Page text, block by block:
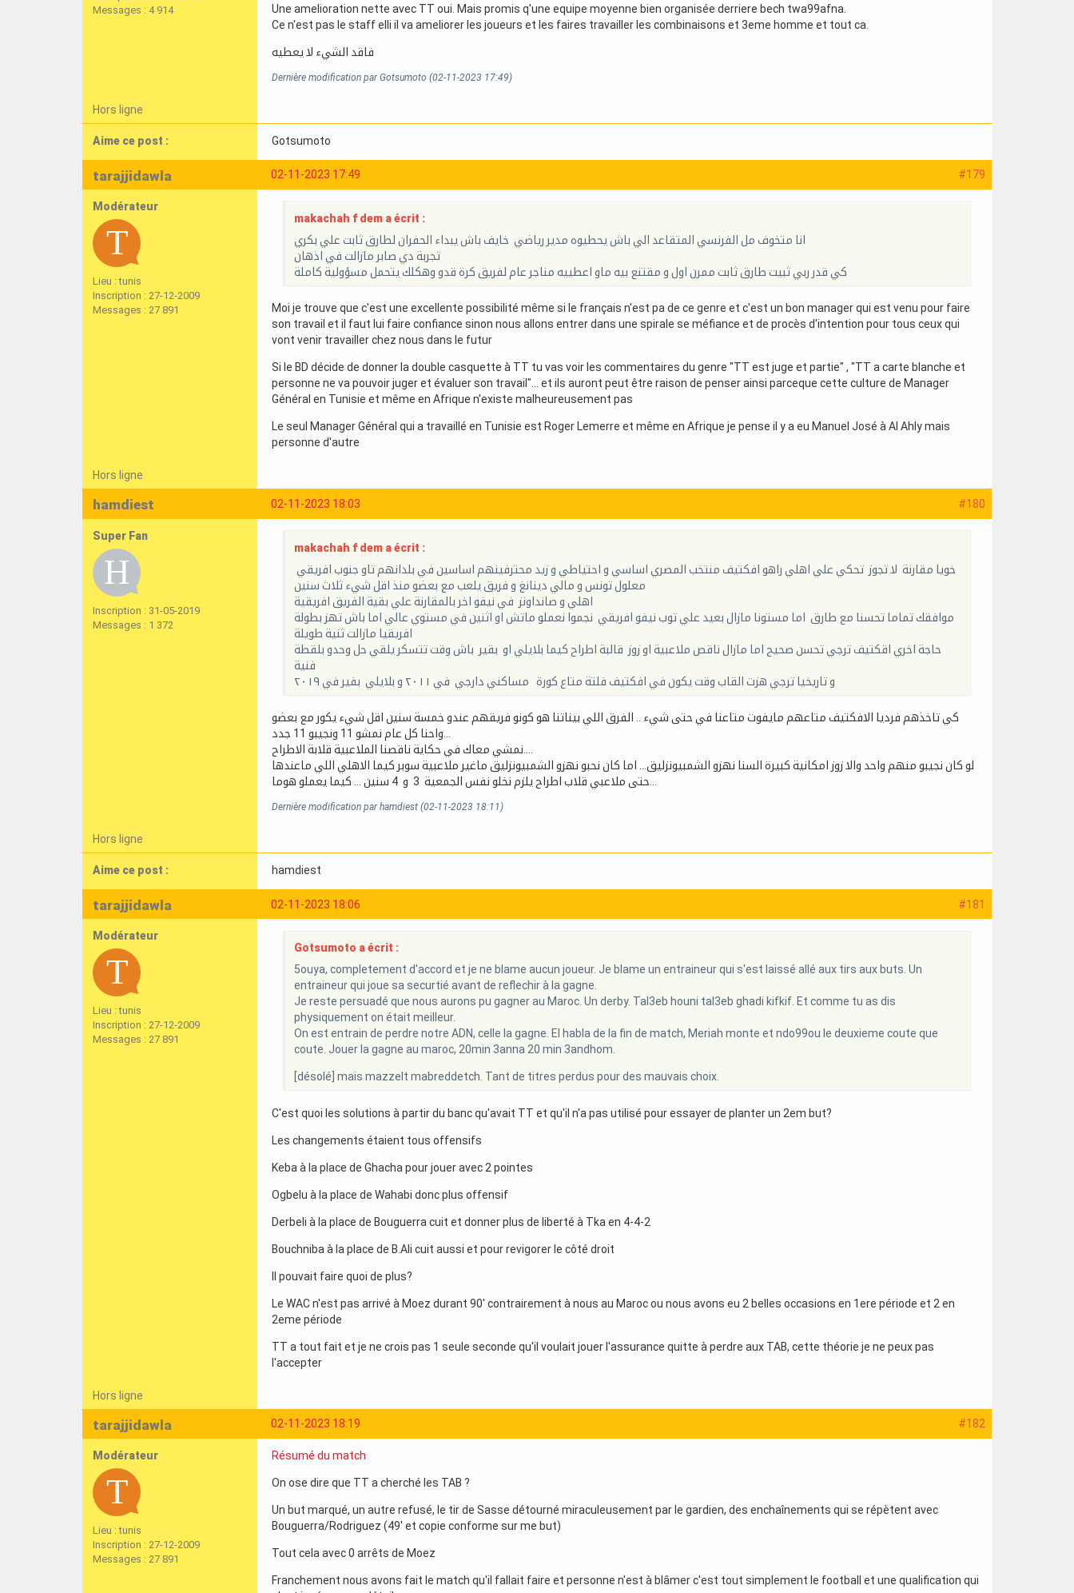
Messages : 4 914
Une amelioration nette avec TT oui. Mais promis q'une equipe moyenne bien organisée derriere bech twa99afna.
Ce n'est pas le staff elli il va ameliorer les joueurs et les faires travailler les combinaisons et 3eme homme et tout ca.
فاقد الشيء لا يعطيه
Dernière modification par Gotsumoto (02-11-2023 17:49)
Hors ligne
Aime ce post : Gotsumoto
#179
02-11-2023 17:49
tarajjidawla
Modérateur
Lieu : tunis
Inscription : 27-12-2009
Messages : 27 891
makachah f dem a écrit :
انا متخوف مل الفرنسي المتقاعد الي باش يحطيوه مدير رياضي خايف باش يبداء الحفران لطارق ثابت علي بكري
تجربة دي صابر مازالت في اذهان
كي قدر ربي ثبيت طارق ثابت ممرن اول و مقتنع بيه ماو اعطييه مناجر عام لفريق كرة قدو وهكلك يتحمل مسؤولية كاملة
Moi je trouve que c'est une excellente possibilité même si le français n'est pa de ce genre et c'est un bon manager qui est venu pour faire
son travail et il faut lui faire confiance sinon nous allons entrer dans une spirale se méfiance et de procès d'intention pour tous ceux qui
vont venir travailler chez nous dans le futur
Si le BD décide de donner la double casquette à TT tu vas voir les commentaires du genre "TT est juge et partie" , "TT a carte blanche et
personne ne va pouvoir juger et évaluer son travail"... et ils auront peut être raison de penser ainsi parceque cette culture de Manager
Général en Tunisie et même en Afrique n'existe malheureusement pas
Le seul Manager Général qui a travaillé en Tunisie est Roger Lemerre et même en Afrique je pense il y a eu Manuel José à Al Ahly mais
personne d'autre
Hors ligne
#180
02-11-2023 18:03
hamdiest
Super Fan
Inscription : 31-05-2019
Messages : 1 372
makachah f dem a écrit :
خويا مقارنة لا تجوز تحكي علي اهلي راهو افكتيف منتخب المصري اساسي و احتياطي و زيد محترفينهم اساسين في بلدانهم تاو جنوب افريقي
معلول تونس و مالي دينانغ و فريق يلعب مع بعضو منذ اقل شيء ثلاث سنين
اهلي و صانداونز في نيفو اخر بالمقارنة علي بقية الفريق افريقية
موافقك تماما تحسنا مع طارق اما مستونا مازال بعيد علي توب نيفو افريقي نجموا نعملو ماتش او اثنين في مستوي عالي اما باش تهز بطولة
افريقيا مازالت ثنية طويلة
حاجة اخري اقكتيف ترجي تحسن صحيح اما مازال ناقص ملاعبية او زوز قالبة اطراح كيما بلايلي او بقير باش وقت تتسكر يلقي حل وحدو بلقطة
فنية
و تاريخيا ترجي هزت القاب وقت يكون في افكتيف فلتة متاع كورة مساكني دارجي في ٢٠١١ و بلايلي بفير في ٢٠١٩
كي تاخذهم فرديا الافكتيف متاعهم مايفوت متاعنا في حتى شيء .. الفرق اللي بيناتنا هو كونو فريقهم عندو خمسة سنين اقل شيء يكور مع بعضو
لو كان نجيبو منهم واحد والا زوز امكانية كبيرة السنا نهزو الشمبيونزليق... اما كان نحبو نهزو الشمبيونزليق ماغير ملاعبية سوبر كيما الاهلي اللي ماعندها
Dernière modification par hamdiest (02-11-2023 18:11)
Hors ligne
Aime ce post : hamdiest
#181
02-11-2023 18:06
tarajjidawla
Modérateur
Lieu : tunis
Inscription : 27-12-2009
Messages : 27 891
Gotsumoto a écrit :
5ouya, completement d'accord et je ne blame aucun joueur. Je blame un entraineur qui s'est laissé allé aux tirs aux buts. Un
entraineur qui joue sa securtié avant de reflechir à la gagne.
Je reste persuadé que nous aurons pu gagner au Maroc. Un derby. Tal3eb houni tal3eb ghadi kifkif. Et comme tu as dis
physiquement on était meilleur.
On est entrain de perdre notre ADN, celle la gagne. El habla de la fin de match, Meriah monte et ndo99ou le deuxieme coute que
coute. Jouer la gagne au maroc, 20min 3anna 20 min 3andhom.
[désolé] mais mazzelt mabreddetch. Tant de titres perdus pour des mauvais choix.
C'est quoi les solutions à partir du banc qu'avait TT et qu'il n'a pas utilisé pour essayer de planter un 2em but?
Les changements étaient tous offensifs
Keba à la place de Ghacha pour jouer avec 2 pointes
Ogbelu à la place de Wahabi donc plus offensif
Derbeli à la place de Bouguerra cuit et donner plus de liberté à Tka en 4-4-2
Bouchniba à la place de B.Ali cuit aussi et pour revigorer le côté droit
Il pouvait faire quoi de plus?
Le WAC n'est pas arrivé à Moez durant 90' contrairement à nous au Maroc ou nous avons eu 2 belles occasions en 1ere période et 2 en
2eme période
TT a tout fait et je ne crois pas 1 seule seconde qu'il voulait jouer l'assurance quitte à perdre aux TAB, cette théorie je ne peux pas
l'accepter
Hors ligne
#182
02-11-2023 18:19
tarajjidawla
Modérateur
Lieu : tunis
Inscription : 27-12-2009
Messages : 27 891
Résumé du match
On ose dire que TT a cherché les TAB ?
Un but marqué, un autre refusé, le tir de Sasse détourné miraculeusement par le gardien, des enchaînements qui se répètent avec
Bouguerra/Rodriguez (49' et copie conforme sur me but)
Tout cela avec 0 arrêts de Moez
Franchement nous avons fait le match qu'il fallait faire et personne n'est à blâmer c'est tout simplement le football et une qualification qui